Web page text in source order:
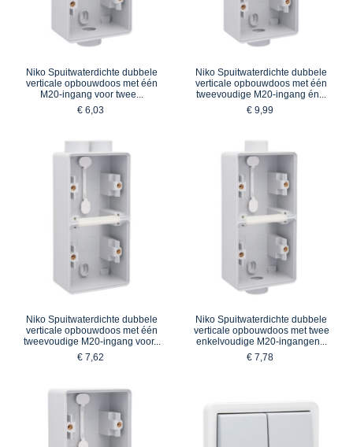
Niko Spuitwaterdichte dubbele
verticale opbouwdoos met één
M20-ingang voor twee...
€ 6,03
Niko Spuitwaterdichte dubbele
verticale opbouwdoos met één
tweevoudige M20-ingang én...
€ 9,99
Niko Spuitwaterdichte dubbele
verticale opbouwdoos met één
tweevoudige M20-ingang voor...
€ 7,62
Niko Spuitwaterdichte dubbele
verticale opbouwdoos met twee
enkelvoudige M20-ingangen...
€ 7,78